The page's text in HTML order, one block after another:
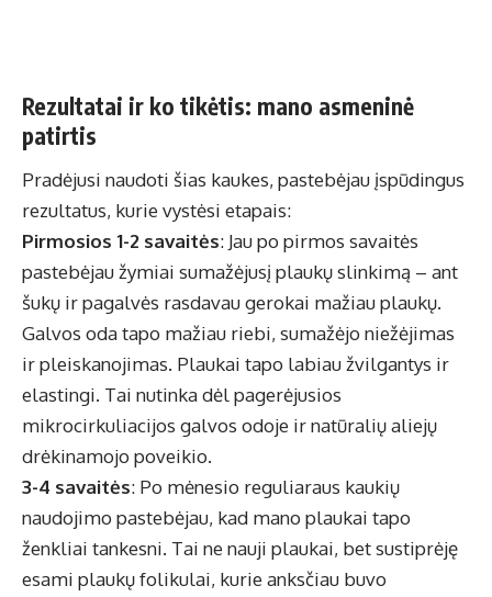
Rezultatai ir ko tikėtis: mano asmeninė
patirtis
Pradėjusi naudoti šias kaukes, pastebėjau įspūdingus
rezultatus, kurie vystėsi etapais:
Pirmosios 1-2 savaitės: Jau po pirmos savaitės
pastebėjau žymiai sumažėjusį plaukų slinkimą – ant
šukų ir pagalvės rasdavau gerokai mažiau plaukų.
Galvos oda tapo mažiau riebi, sumažėjo niežėjimas
ir pleiskanojimas. Plaukai tapo labiau žvilgantys ir
elastingi. Tai nutinka dėl pagerėjusios
mikrocirkuliacijos galvos odoje ir natūralių aliejų
drėkinamojo poveikio.
3-4 savaitės: Po mėnesio reguliaraus kaukių
naudojimo pastebėjau, kad mano plaukai tapo
ženkliai tankesni. Tai ne nauji plaukai, bet sustiprėję
esami plaukų folikulai, kurie anksčiau buvo